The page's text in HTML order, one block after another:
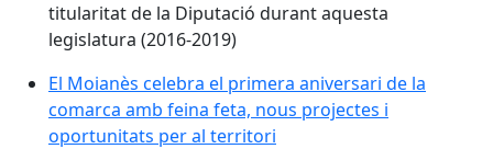
titularitat de la Diputació durant aquesta
legislatura (2016-2019)
El Moianès celebra el primera aniversari de la
El Moianès celebra el primera aniversari de la
comarca amb feina feta, nous projectes i
oportunitats per al territori